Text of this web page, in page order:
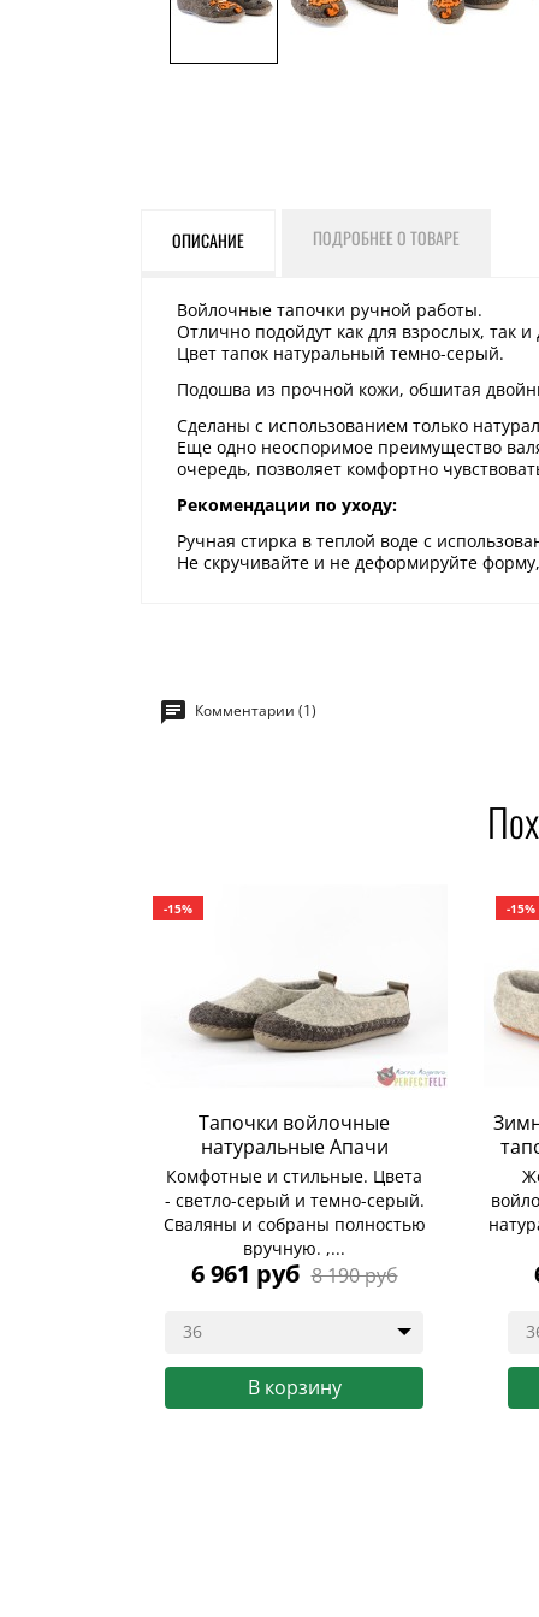
ОПИСАНИЕ ПОДРОБНЕЕ О ТОВАРЕ
Войлочные тапочки ручной работы.
Отлично подойдут как для взрослых, так
Цвет тапок натуральный темно-серый.
Подошва из прочной кожи, обшитая
Сделаны с использованием только
Еще одно неоспоримое преимущество
очередь, позволяет комфортно
Рекомендации по уходу:
Ручная стирка в теплой воде с
Не скручивайте и не деформируйте
Комментарии (1)
-15%
Тапочки войлочные
натуральные Апачи
Комфотные и стильные. Цвета
- светло-серый и темно-серый.
Сваляны и собраны полностью
вручную. ,...
6 961 руб 8 190 руб
36
В корзину
6 077 руб
Купить
-15%